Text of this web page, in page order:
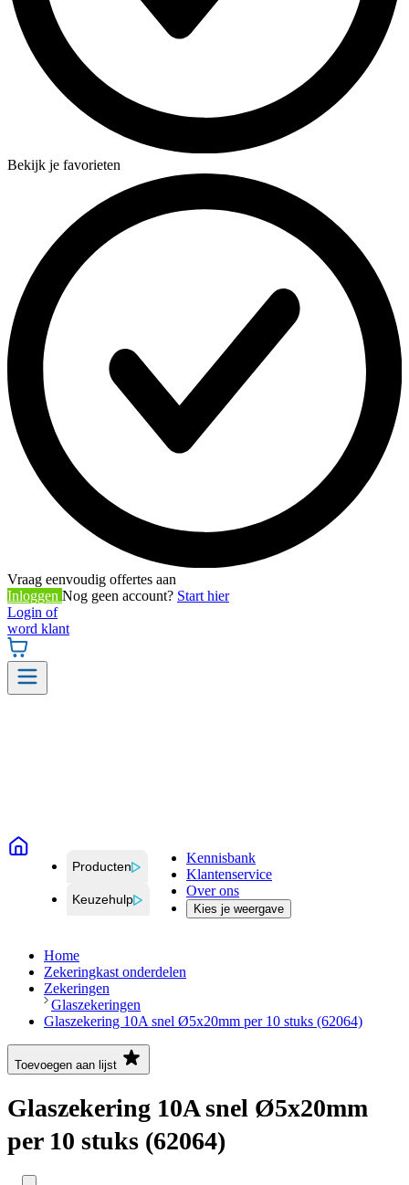
Bekijk je favorieten
Vraag eenvoudig offertes aan
Inloggen Nog geen account? Start hier
Login of
word klant
Producten
Keuzehulp
Kennisbank
Klantenservice
Over ons
Kies je weergave
Home
Zekeringkast onderdelen
Zekeringen
Glaszekeringen
Glaszekering 10A snel Ø5x20mm per 10 stuks (62064)
Toevoegen aan lijst
Glaszekering 10A snel Ø5x20mm
per 10 stuks (62064)